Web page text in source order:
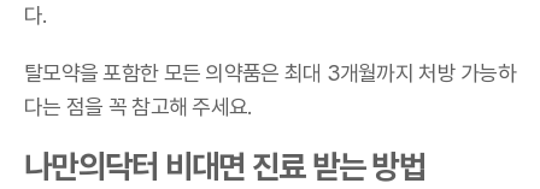
다.
탈모약을 포함한 모든 의약품은 최대 3개월까지 처방 가능하
다는 점을 꼭 참고해 주세요.
나만의닥터 비대면 진료 받는 방법